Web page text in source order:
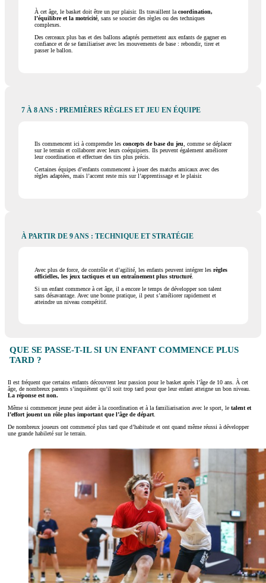
À cet âge, le basket doit être un pur plaisir. Ils travaillent la coordination,
l’équilibre et la motricité, sans se soucier des règles ou des techniques
complexes.
Des cerceaux plus bas et des ballons adaptés permettent aux enfants de gagner en
confiance et de se familiariser avec les mouvements de base : rebondir, tirer et
passer le ballon.
7 À 8 ANS : PREMIÈRES RÈGLES ET JEU EN ÉQUIPE
Ils commencent ici à comprendre les concepts de base du jeu, comme se déplacer
sur le terrain et collaborer avec leurs coéquipiers. Ils peuvent également améliorer
leur coordination et effectuer des tirs plus précis.
Certaines équipes d’enfants commencent à jouer des matchs amicaux avec des
règles adaptées, mais l’accent reste mis sur l’apprentissage et le plaisir.
À PARTIR DE 9 ANS : TECHNIQUE ET STRATÉGIE
Avec plus de force, de contrôle et d’agilité, les enfants peuvent intégrer les règles
officielles, les jeux tactiques et un entraînement plus structuré.
Si un enfant commence à cet âge, il a encore le temps de développer son talent
sans désavantage. Avec une bonne pratique, il peut s’améliorer rapidement et
atteindre un niveau compétitif.
QUE SE PASSE-T-IL SI UN ENFANT COMMENCE PLUS
TARD ?
Il est fréquent que certains enfants découvrent leur passion pour le basket après l’âge de 10 ans. À cet
âge, de nombreux parents s’inquiètent qu’il soit trop tard pour que leur enfant atteigne un bon niveau.
La réponse est non.
Même si commencer jeune peut aider à la coordination et à la familiarisation avec le sport, le talent et
l’effort jouent un rôle plus important que l’âge de départ
De nombreux joueurs ont commencé plus tard que d’habitude et ont quand même réussi à développer
une grande habileté sur le terrain.